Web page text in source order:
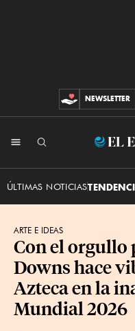
CONTRIBUCIONES
NEWSLETTER
ÚLTIMAS NOTICIAS
ARTE E IDEAS
Con el orgullo
Downs hace
Azteca en la
Mundial 2026